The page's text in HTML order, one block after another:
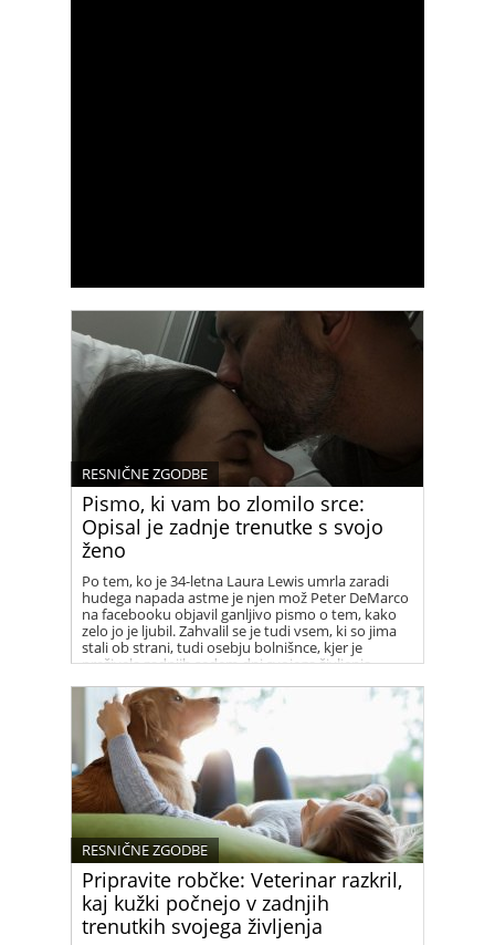
Pismo, ki vam bo zlomilo srce:
Opisal je zadnje trenutke s svojo
ženo
RESNIČNE ZGODBE
Po tem, ko je 34-letna Laura Lewis umrla zaradi
hudega napada astme je njen mož Peter DeMarco
na facebooku objavil ganljivo pismo o tem, kako
zelo jo je ljubil. Zahvalil se je tudi vsem, ki so jima
stali ob strani, tudi osebju bolnišnce, kjer je
preživela zadnjih sedem dni svojega življenja.
Pripravite robčke: Veterinar razkril,
kaj kužki počnejo v zadnjih
trenutkih svojega življenja
RESNIČNE ZGODBE